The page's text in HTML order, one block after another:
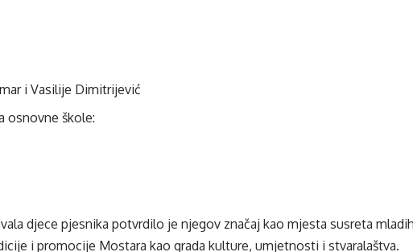
i Vasilije Dimitrijević
osnovne škole:
djece pjesnika potvrdilo je njegov značaj kao mjesta susreta mladih
i promocije Mostara kao grada kulture, umjetnosti i stvaralaštva.